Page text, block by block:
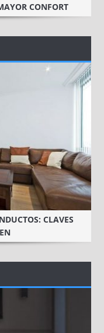
CONFORT
CLAVES